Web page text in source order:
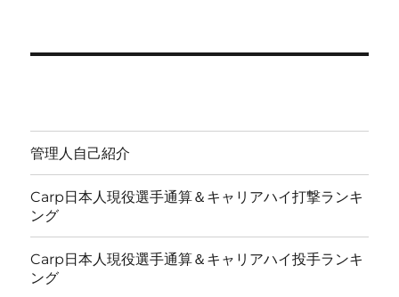
管理人自己紹介
Carp日本人現役選手通算＆キャリアハイ打撃ランキ
ング
Carp日本人現役選手通算＆キャリアハイ投手ランキ
ング